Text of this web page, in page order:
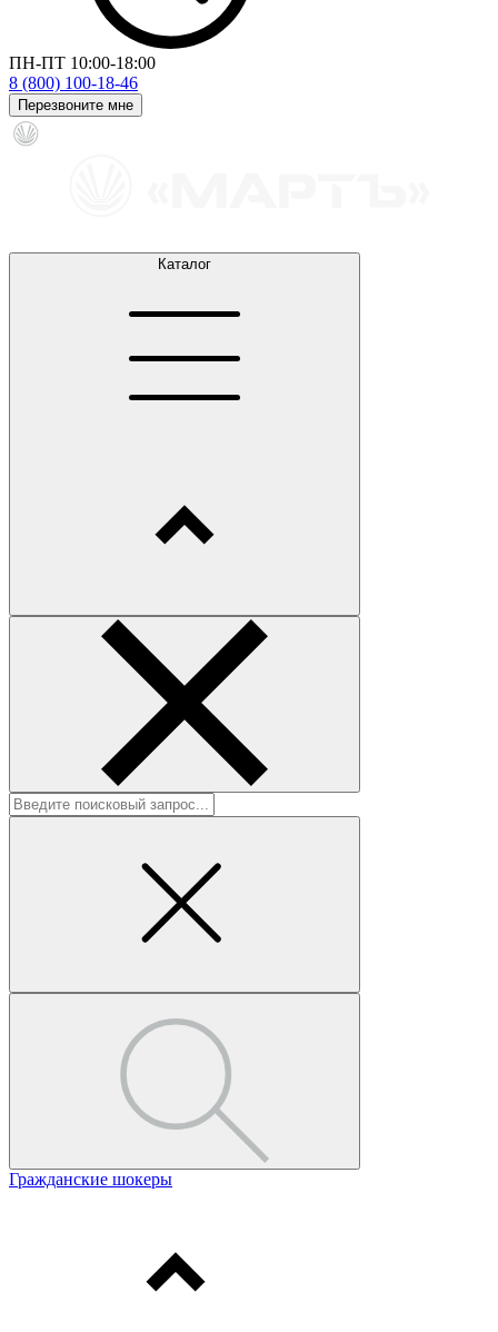
ПН-ПТ 10:00-18:00
8 (800) 100-18-46
Перезвоните мне
Каталог
Гражданские шокеры